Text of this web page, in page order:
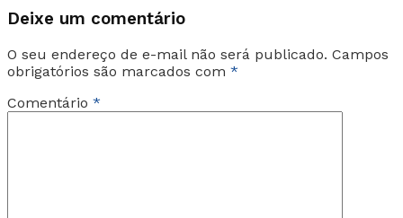
Deixe um comentário
O seu endereço de e-mail não será publicado. Campos
obrigatórios são marcados com *
Comentário *